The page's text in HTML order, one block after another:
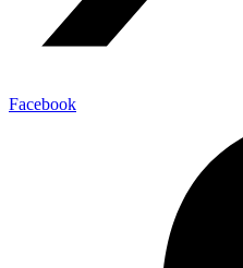
Facebook